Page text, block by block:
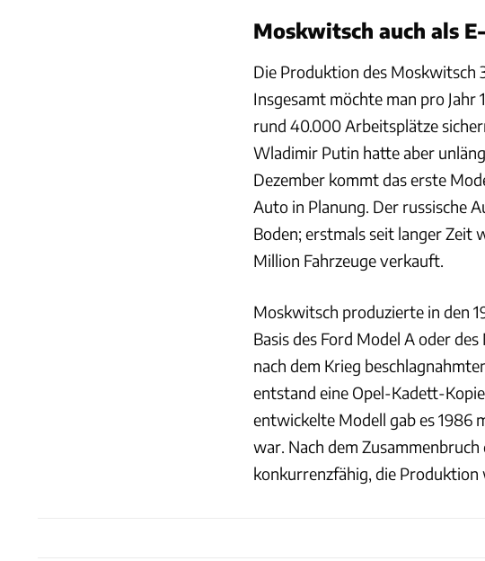
Moskwitsch auch als
Die Produktion des Moskwitsch
Insgesamt möchte man pro
rund 40.000 Arbeitsplätze
Wladimir Putin hatte aber
Dezember kommt das erste
Auto in Planung. Der russische
Boden; erstmals seit langer Zeit
Million Fahrzeuge verkauft.
Moskwitsch produzierte in den
Basis des Ford Model A oder
nach dem Krieg
entstand eine Opel-Kadett-
entwickelte Modell gab es 1986
war. Nach dem
konkurrenzfähig, die Produktion